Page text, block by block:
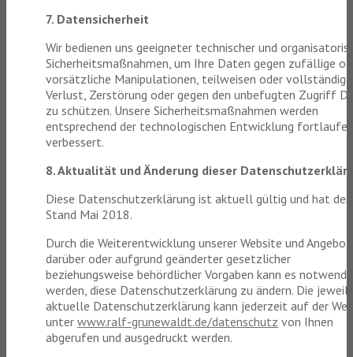
7. Datensicherheit
Wir bedienen uns geeigneter technischer und
Sicherheitsmaßnahmen, um Ihre Daten gegen zufällige
vorsätzliche Manipulationen, teilweisen oder
Verlust, Zerstörung oder gegen den unbefugten Zugriff
zu schützen. Unsere Sicherheitsmaßnahmen werden
entsprechend der technologischen Entwicklung
verbessert.
8. Aktualität und Änderung dieser
Diese Datenschutzerklärung ist aktuell gültig und hat den
Stand Mai 2018.
Durch die Weiterentwicklung unserer Website und
darüber oder aufgrund geänderter gesetzlicher
beziehungsweise behördlicher Vorgaben kann es
werden, diese Datenschutzerklärung zu ändern. Die jeweils
aktuelle Datenschutzerklärung kann jederzeit auf der
unter www.ralf-grunewaldt.de/datenschutz von Ihnen
abgerufen und ausgedruckt werden.